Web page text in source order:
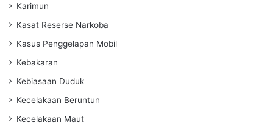
Karimun
Kasat Reserse Narkoba
Kasus Penggelapan Mobil
Kebakaran
Kebiasaan Duduk
Kecelakaan Beruntun
Kecelakaan Maut